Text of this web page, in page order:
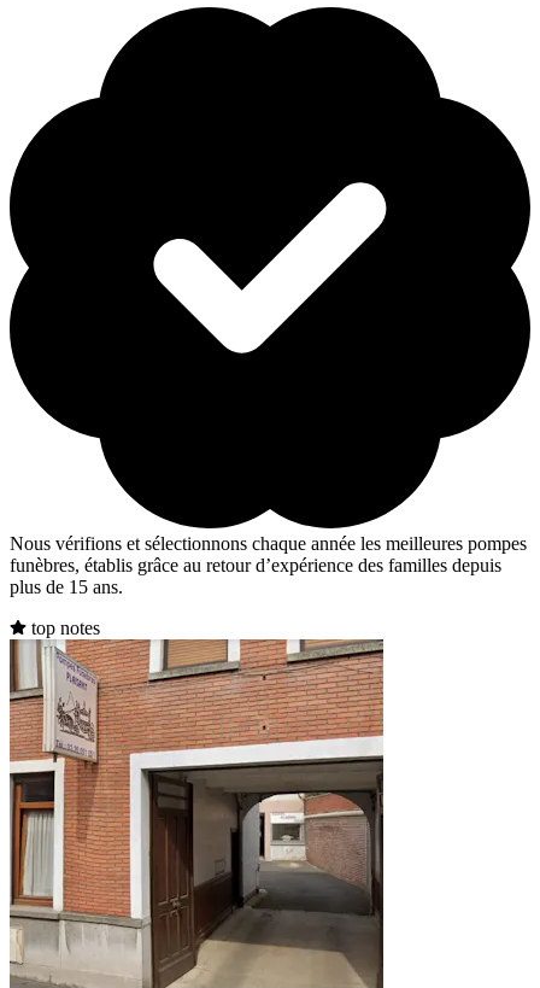
Nous vérifions et sélectionnons chaque année les meilleures pompes
funèbres, établis grâce au retour d’expérience des familles depuis
plus de 15 ans.
top notes